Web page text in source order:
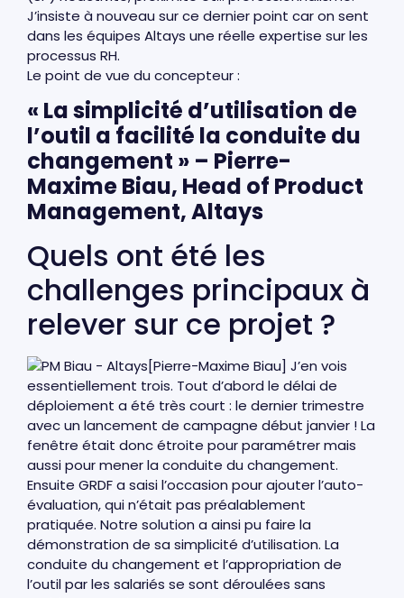
J’insiste à nouveau sur ce dernier point car on sent
dans les équipes Altays une réelle expertise sur les
processus RH.
Le point de vue du concepteur :
« La simplicité d’utilisation de
l’outil a facilité la conduite du
changement » – Pierre-
Maxime Biau, Head of Product
Management, Altays
Quels ont été les
challenges principaux à
relever sur ce projet ?
[Pierre-Maxime Biau] J’en vois
essentiellement trois. Tout d’abord le délai de
déploiement a été très court : le dernier trimestre
avec un lancement de campagne début janvier ! La
fenêtre était donc étroite pour paramétrer mais
aussi pour mener la conduite du changement.
Ensuite GRDF a saisi l’occasion pour ajouter l’auto-
évaluation, qui n’était pas préalablement
pratiquée. Notre solution a ainsi pu faire la
démonstration de sa simplicité d’utilisation. La
conduite du changement et l’appropriation de
l’outil par les salariés se sont déroulées sans